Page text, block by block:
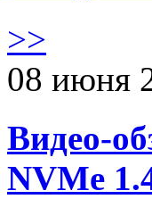
>>
08 июня
Видео-
NVMe